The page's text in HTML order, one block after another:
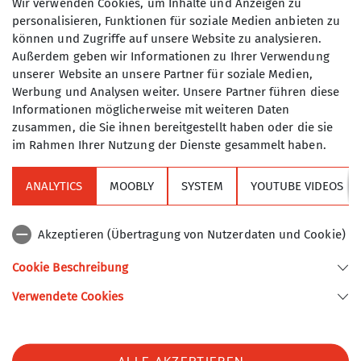
Details
Maximale Teilnehmeranzahl
15
Alpenverein
Sektion Turner-Alpenkränzchen des Deutschen Alpenvereins e.V.
Telefon +49894485357
Wir verwenden Cookies, um Inhalte und Anzeigen zu
personalisieren, Funktionen für soziale Medien anbieten zu
können und Zugriffe auf unsere Website zu analysieren.
Außerdem geben wir Informationen zu Ihrer Verwendung
unserer Website an unsere Partner für soziale Medien,
Werbung und Analysen weiter. Unsere Partner führen diese
Informationen möglicherweise mit weiteren Daten
zusammen, die Sie ihnen bereitgestellt haben oder die sie
im Rahmen Ihrer Nutzung der Dienste gesammelt haben.
ANALYTICS MOOBLY SYSTEM YOUTUBE VIDEOS
Akzeptieren (Übertragung von Nutzerdaten und Cookie)
Cookie Beschreibung
Verwendete Cookies